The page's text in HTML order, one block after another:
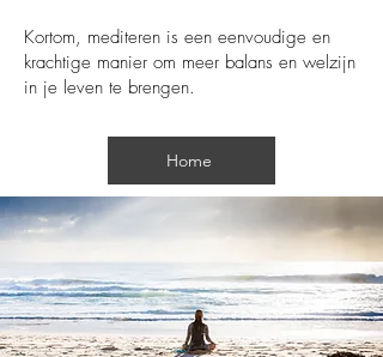
Kortom, mediteren is een eenvoudige en
krachtige manier om meer balans en welzijn
in je leven te brengen.
Home